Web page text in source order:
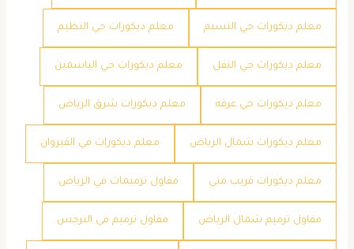
معلم ديكورات حي النسيم معلم ديكورات حي النظيم
معلم ديكورات حي النفل معلم ديكورات حي الياسمين
معلم ديكورات حي عرقه معلم ديكورات شرق الرياض
معلم ديكورات شمال الرياض معلم ديكورات في القيروان
معلم ديكورات قريب مني مقاول ترميمات في الرياض
مقاول ترميم شمال الرياض مقاول ترميم في النرجس